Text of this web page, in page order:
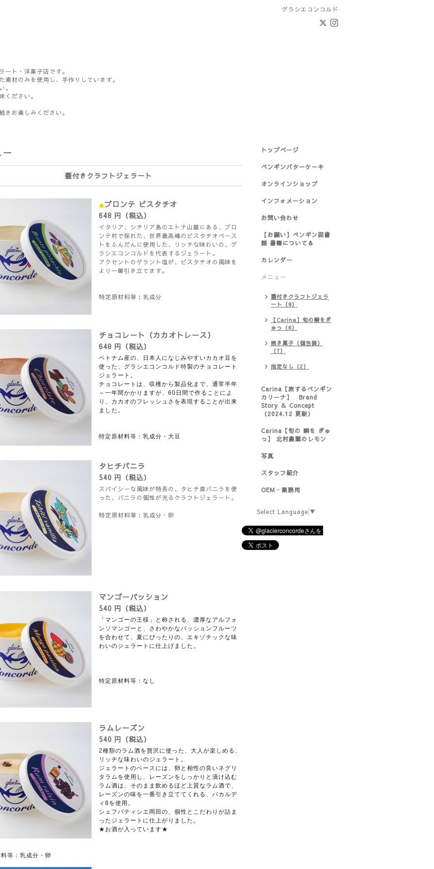
グラシエコンコルド
ート・洋菓子店です。
材のみを使用し、手作りしています。
。
ください。
きお楽しみください。
ー
蓋付きクラフトジェラート
ブロンテ ピスタチオ
648 円（税込）
イタリア、シチリア島のエトナ山麓にある、ブロ
ンテ村で採れた、世界最高峰のピスタチオペース
トをふんだんに使用した、リッチな味わいの、グ
ラシエコンコルドを代表するジェラート。
アクセントのゲラント塩が、ピスタチオの風味を
より一層引き立てます。
特定原材料等：乳成分
チョコレート（カカオトレース）
648 円（税込）
ベトナム産の、日本人になじみやすいカカオ豆を
使った、グラシエコンコルド特製のチョコレート
ジェラート。
チョコレートは、収穫から製品化まで、通常半年
～一年間かかりますが、60日間で作ることによ
り、カカオのフレッシュさを表現することが出来
ました。
特定原材料等：乳成分・大豆
タヒチバニラ
540 円（税込）
スパイシーな風味が特長の、タヒチ産バニラを使
った、バニラの個性が光るクラフトジェラート。
特定原材料等：乳成分・卵
マンゴーパッション
540 円（税込）
「マンゴーの王様」と称される、濃厚なアルフォ
ンソマンゴーと、さわやかなパッションフルーツ
を合わせて、夏にぴったりの、エキゾチックな味
わいのジェラートに仕上げました。
特定原材料等：なし
ラムレーズン
540 円（税込）
2種類のラム酒を贅沢に使った、大人が楽しめる、
リッチな味わいのジェラート。
ジェラートのベースには、卵と相性の良いネグリ
タラムを使用し、レーズンをしっかりと漬け込む
ラム酒は、そのまま飲めるほど上質なラム酒で、
レーズンの味を一番引き立ててくれる、バカルデ
ィ8を使用。
シェフパティシエ岡田の、個性とこだわりが詰ま
ったジェラートに仕上がりました。
★お酒が入っています★
等：乳成分・卵
トップページ
ペンギンバターケーキ
オンラインショップ
インフォメーション
お問い合わせ
【お願い】ペンギン図書
館 書籍について🐧
カレンダー
メニュー
蓋付きクラフトジェラ
ート（9）
【Carina】旬の瞬をぎ
ゅっ（6）
焼き菓子（個包装）
（7）
指定なし（2）
Carina【旅するペンギン
カリーナ】 Brand
Story ＆ Concept
（2024.12 更新）
Carina【旬の 瞬を ぎゅ
っ】 北村農園のレモン
写真
スタッフ紹介
OEM・業務用
Select Language ▼